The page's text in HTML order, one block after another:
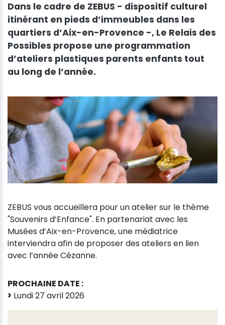
Dans le cadre de ZEBUS - dispositif culturel
itinérant en pieds d’immeubles dans les
quartiers d’Aix-en-Provence -, Le Relais des
Possibles propose une programmation
d’ateliers plastiques parents enfants tout
au long de l’année.
ZEBUS vous accueillera pour un atelier sur le thème
"Souvenirs d’Enfance". En partenariat avec les
Musées d’Aix-en-Provence, une médiatrice
interviendra afin de proposer des ateliers en lien
avec l’année Cézanne.
PROCHAINE DATE :
Lundi 27 avril 2026